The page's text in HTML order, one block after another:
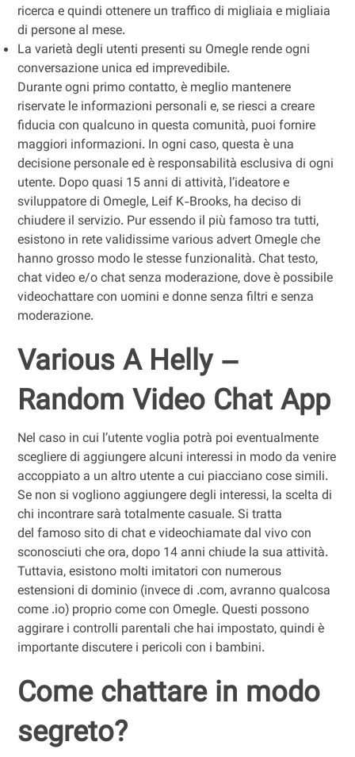
ricerca e quindi ottenere un traffico di migliaia e migliaia
di persone al mese.
La varietà degli utenti presenti su Omegle rende ogni
conversazione unica ed imprevedibile.
Durante ogni primo contatto, è meglio mantenere
riservate le informazioni personali e, se riesci a creare
fiducia con qualcuno in questa comunità, puoi fornire
maggiori informazioni. In ogni caso, questa è una
decisione personale ed è responsabilità esclusiva di ogni
utente. Dopo quasi 15 anni di attività, l’ideatore e
sviluppatore di Omegle, Leif K-Brooks, ha deciso di
chiudere il servizio. Pur essendo il più famoso tra tutti,
esistono in rete validissime various advert Omegle che
hanno grosso modo le stesse funzionalità. Chat testo,
chat video e/o chat senza moderazione, dove è possibile
videochattare con uomini e donne senza filtri e senza
moderazione.
Various A Helly –
Random Video Chat App
Nel caso in cui l’utente voglia potrà poi eventualmente
scegliere di aggiungere alcuni interessi in modo da venire
accoppiato a un altro utente a cui piacciano cose simili.
Se non si vogliono aggiungere degli interessi, la scelta di
chi incontrare sarà totalmente casuale. Si tratta
del famoso sito di chat e videochiamate dal vivo con
sconosciuti che ora, dopo 14 anni chiude la sua attività.
Tuttavia, esistono molti imitatori con numerous
estensioni di dominio (invece di .com, avranno qualcosa
come .io) proprio come con Omegle. Questi possono
aggirare i controlli parentali che hai impostato, quindi è
importante discutere i pericoli con i bambini.
Come chattare in modo
segreto?